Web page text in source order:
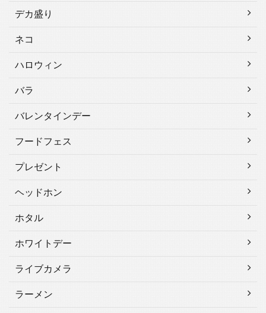
デカ盛り
ネコ
ハロウィン
バラ
バレンタインデー
フードフェス
プレゼント
ヘッドホン
ホタル
ホワイトデー
ライブカメラ
ラーメン